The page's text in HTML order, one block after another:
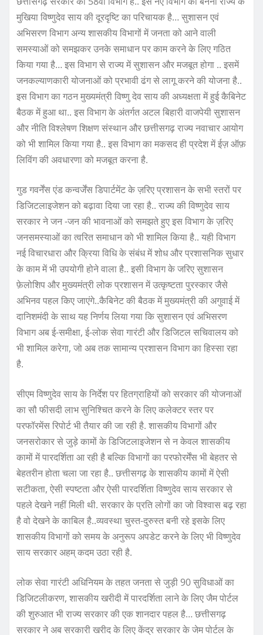
मुखिया विष्णुदेव साय की दूरदृष्टि का परिचायक है… सुशासन एवं
अभिसरण विभाग अन्य शासकीय विभागों में जनता को आने वाली
समस्याओं को समझकर उनके समाधान पर काम करने के लिए गठित
किया गया है… इस विभाग से राज्य में सुशासन और मजबूत होगा .. इसमें
जनकल्याणकारी योजनाओं को प्रभावी ढंग से लागू करने की योजना है..
इस विभाग का गठन मुख्यमंत्री विष्णु देव साय की अध्यक्षता में हुई कैबिनेट
बैठक में हुआ था.. इस विभाग के अंतर्गत अटल बिहारी वाजपेयी सुशासन
और नीति विश्लेषण शिक्षण संस्थान और छत्तीसगढ़ राज्य नवाचार आयोग
को भी शामिल किया गया है.. इस विभाग का मकसद ही प्रदेश में ईज़ ऑफ़
लिविंग की अवधारणा को मजबूत करना है.
गुड गवर्नेंस एंड कन्वर्जेंस डिपार्टमेंट के ज़रिए प्रशासन के सभी स्तरों पर
डिजिटलाइजेशन को बढ़ावा दिया जा रहा है.. राज्य की विष्णुदेव साय
सरकार ने जन -जन की भावनाओं को समझते हुए इस विभाग के ज़रिए
जनसमस्याओं का त्वरित समाधान को भी शामिल किया है.. यही विभाग
नई विचारधारा और क्रिया विधि के संबंध में शोध और प्रशासनिक सुधार
के काम में भी उपयोगी होने वाला है.. इसी विभाग के जरिए सुशासन
फ़ेलोशिप और मुख्यमंत्री लोक प्रशासन में उत्कृष्टता पुरस्कार जैसे
अभिनव पहल किए जाएंगे..कैबिनेट की बैठक में मुख्यमंत्री की अगुवाई में
दानिशमंदी के साथ यह निर्णय लिया गया कि सुशासन एवं अभिसरण
विभाग अब ई-समीक्षा, ई-लोक सेवा गारंटी और डिजिटल सचिवालय को
भी शामिल करेगा, जो अब तक सामान्य प्रशासन विभाग का हिस्सा रहा
है.
सीएम विष्णुदेव साय के निर्देश पर हितग्राहियों को सरकार की योजनाओं
का सौ फीसदी लाभ सुनिश्चित करने के लिए कलेक्टर स्तर पर
परफॉरमेंस रिपोर्ट भी तैयार की जा रही है. शासकीय विभागों और
जनसरोकार से जुड़े कामों के डिजिटलाइजेशन से न केवल शासकीय
कामों में पारदर्शिता आ रही है बल्कि विभागों का परफोरर्मेंस भी बेहतर से
बेहतरीन होता चला जा रहा है.. छत्तीसगढ़ के शासकीय कामों में ऐसी
सटीकता, ऐसी स्पष्टता और ऐसी पारदर्शिता विष्णुदेव साय सरकार से
पहले देखने नहीं मिली थी. सरकार के प्रति लोगों का जो विश्वास बढ़ रहा
है वो देखने के काबिल है..व्यवस्था चुस्त-दुरुस्त बनी रहे इसके लिए
शासकीय विभागों को समय के अनुरूप अपडेट करने के लिए भी विष्णुदेव
साय सरकार अहम् कदम उठा रही है.
लोक सेवा गारंटी अधिनियम के तहत जनता से जुड़ी 90 सुविधाओं का
डिजिटलीकरण, शासकीय खरीदी में पारदर्शिता लाने के लिए जैम पोर्टल
की शुरुआत भी राज्य सरकार की एक शानदार पहल है… छत्तीसगढ़
सरकार ने अब सरकारी खरीद के लिए केंद्र सरकार के जेम पोर्टल के